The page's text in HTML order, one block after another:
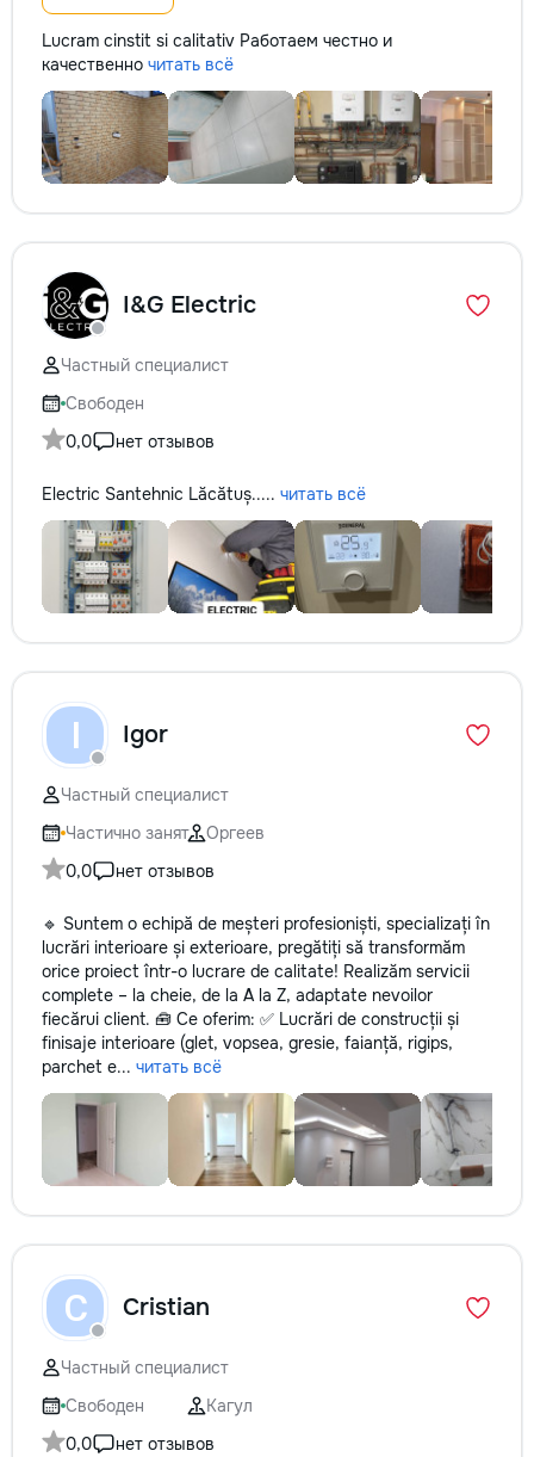
Lucram cinstit si calitativ Работаем честно и
качественно читать всё
I&G Electric
Частный специалист
Свободен
0,0
нет отзывов
Electric Santehnic Lăcătuș..... читать всё
I Igor
Частный специалист
Частично занят
Оргеев
0,0
нет отзывов
🔹 Suntem o echipă de meșteri profesioniști, specializați în
lucrări interioare și exterioare, pregătiți să transformăm
orice proiect într-o lucrare de calitate! Realizăm servicii
complete – la cheie, de la A la Z, adaptate nevoilor
fiecărui client. 🧰 Ce oferim: ✅ Lucrări de construcții și
finisaje interioare (glet, vopsea, gresie, faianță, rigips,
parchet e... читать всё
C Cristian
Частный специалист
Свободен
Кагул
0,0
нет отзывов